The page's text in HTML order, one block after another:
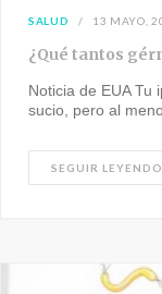
SALUD 13 MAYO,
¿Qué tantos
Noticia de EUA Tu
sucio, pero al
SEGUIR LEYENDO